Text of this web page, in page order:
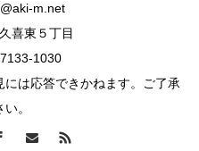
m.net
喜東５丁目
1030
は応答できかねます。ご了承
。